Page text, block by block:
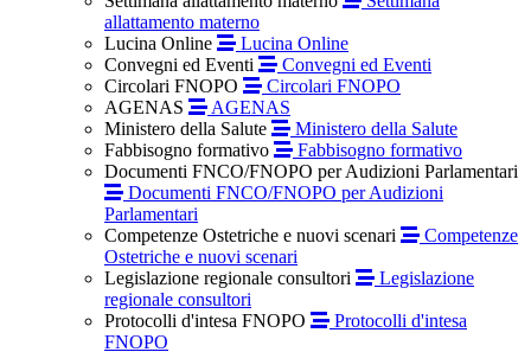
allattamento materno
Lucina Online
Lucina Online
Convegni ed Eventi
Convegni ed Eventi
Circolari FNOPO
Circolari FNOPO
AGENAS
AGENAS
Ministero della Salute
Ministero della Salute
Fabbisogno formativo
Fabbisogno formativo
Documenti FNCO/FNOPO per Audizioni Parlamentari
Documenti FNCO/FNOPO per Audizioni
Parlamentari
Competenze Ostetriche e nuovi scenari
Competenze
Ostetriche e nuovi scenari
Legislazione regionale consultori
Legislazione
regionale consultori
Protocolli d'intesa FNOPO
Protocolli d'intesa
FNOPO